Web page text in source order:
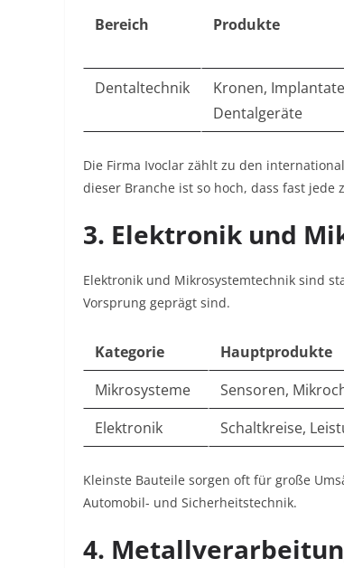
Bereich Produkte
Dentaltechnik
Kronen,
Dentalgeräte
Die Firma Ivoclar zählt zu den
dieser Branche ist so hoch, dass fast
3. Elektronik und
Elektronik und Mikrosystemtechnik sind
Vorsprung geprägt sind.
Kategorie Hauptprodukte
Mikrosysteme
Sensoren,
Elektronik
Schaltkreise,
Kleinste Bauteile sorgen oft für große
Automobil- und Sicherheitstechnik.
4.